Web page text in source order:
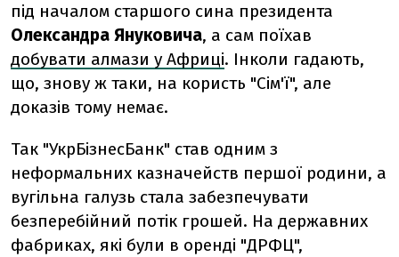
під началом старшого сина президента
Олександра Януковича, а сам поїхав
добувати алмази у Африці. Інколи гадають,
що, знову ж таки, на користь "Сім'ї", але
доказів тому немає.
Так "УкрБізнесБанк" став одним з
неформальних казначейств першої родини, а
вугільна галузь стала забезпечувати
безперебійний потік грошей. На державних
фабриках, які були в оренді "ДРФЦ",